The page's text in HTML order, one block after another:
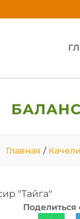
Главная / Качели
Поделиться